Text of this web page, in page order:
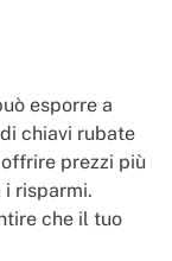
esporre a
chiavi rubate
prezzi più
risparmi.
che il tuo